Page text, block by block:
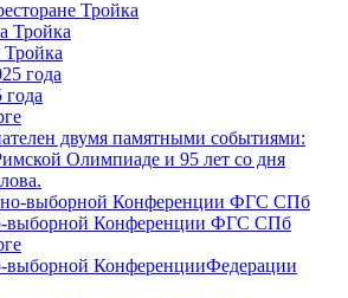
двумя памятными событиями:
Олимпиаде и 95 лет со дня
выборной Конференции ФГС СПб
выборной КонференцииФедерации